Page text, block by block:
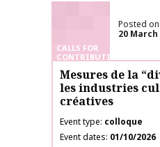
CALLS FOR
CONTRIBUTIONS
Posted on
20 March
Mesures de la
les industries
créatives
Event type colloque
Event dates 01/10/2026